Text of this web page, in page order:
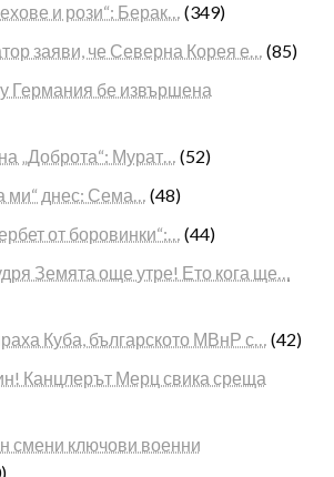
и рози“: Берак… (349)
заяви, че Северна Корея е… (85)
Германия бе извършена
„Доброта“: Мурат… (52)
ми“ днес: Сема… (48)
от боровинки“:… (44)
Земята още утре! Ето кога ще…
Куба, българското МВнР с… (42)
Канцлерът Мерц свика среща
смени ключови военни